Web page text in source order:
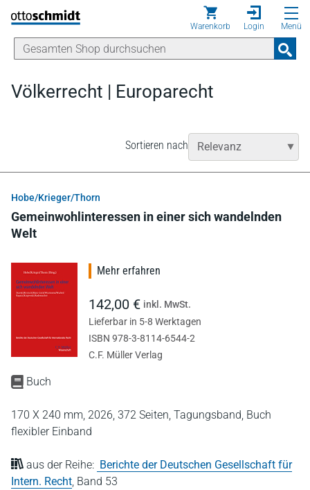
Direkt zum Inhalt
Warenkorb Login Menü
Völkerrecht | Europarecht
Sortieren nach
Hobe/Krieger/Thorn
Gemeinwohlinteressen in einer sich wandelnden
Welt
Buch
170 X 240 mm, 2026, 372 Seiten, Tagungsband, Buch
flexibler Einband
aus der Reihe: Berichte der Deutschen Gesellschaft für
Intern. Recht, Band 53
Mehr erfahren
142,00 € inkl. MwSt.
Lieferbar in 5-8 Werktagen
ISBN 978-3-8114-6544-2
C.F. Müller Verlag